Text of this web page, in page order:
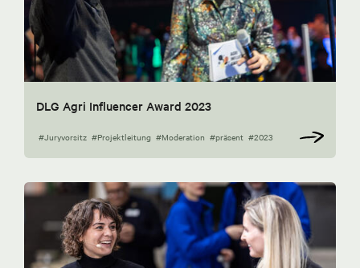
DLG Agri Influencer Award 2023
#Juryvorsitz #Projektleitung #Moderation #präsent #2023